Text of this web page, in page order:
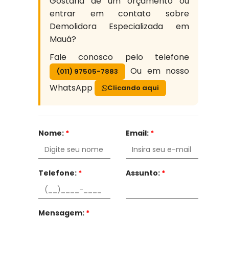
entrar em contato sobre
Demolidora Especializada em
Mauá?
Fale conosco pelo telefone
(011) 97505-7883
Ou em nosso
WhatsApp
Clicando aqui
Nome: * Email: *
Telefone: * Assunto: *
Mensagem: *